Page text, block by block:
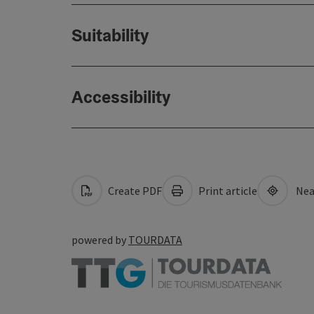
Suitability
Accessibility
Create PDF Print article
powered by TOURDATA